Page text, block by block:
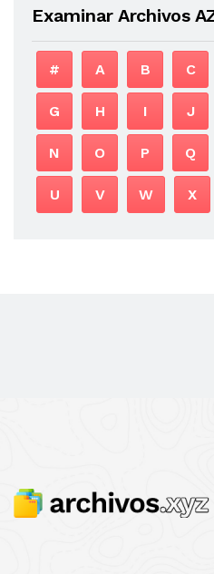
Examinar Archivos
# A B C
G H I J
N O P Q
U V W X